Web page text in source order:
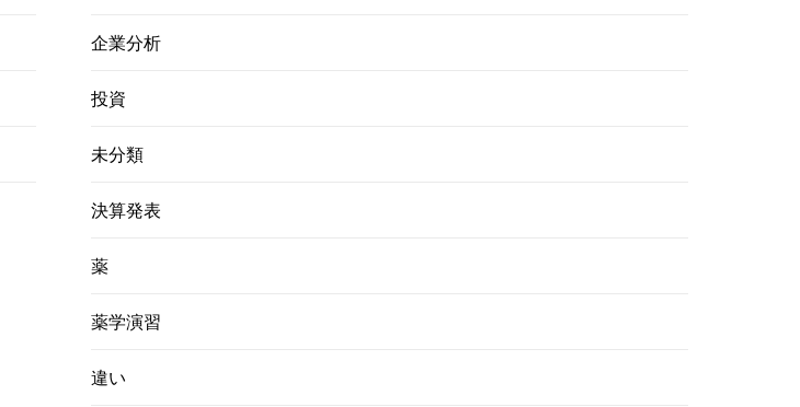
企業分析
投資
未分類
決算発表
薬
薬学演習
違い